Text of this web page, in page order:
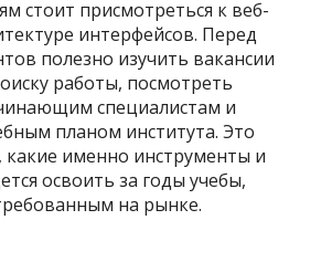
стоит присмотреться к веб-
интерфейсов. Перед
полезно изучить вакансии
работы, посмотреть
специалистам и
планом института. Это
именно инструменты и
освоить за годы учебы,
на рынке.